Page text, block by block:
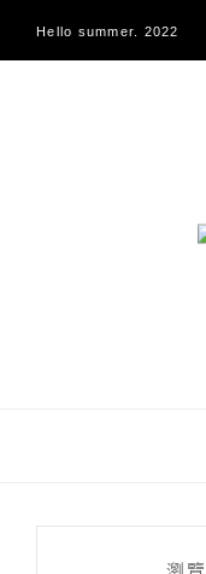
Hello summer. 2022